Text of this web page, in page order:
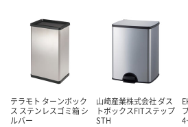
テラモト ターンボック
ス ステンレスゴミ箱 シ
ルバー
山崎産業株式会社 ダス
トボックスFITステップ
STH